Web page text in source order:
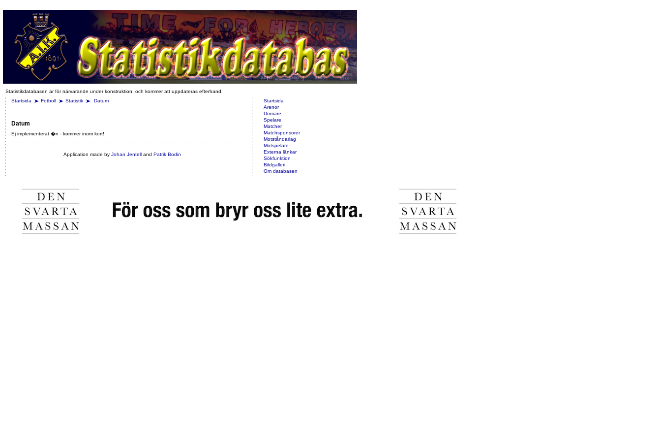
Statistikdatabasen är för närvarande under konstruktion, och kommer att uppdateras efterhand.
Startsida
Fotboll Statistik Datum
Datum
Ej implementerat �n - kommer inom kort!
Application made by Johan Jentelland Patrik Bodin
Startsida
Arenor
Domare
Spelare
Matcher
Matchsponsorer
Motståndarlag
Motspelare
Externa länkar
Sökfunktion
Bildgalleri
Om databasen